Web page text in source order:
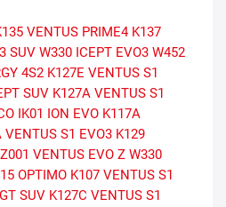
VENTUS PRIME4 K137
SUV W330 ICEPT EVO3 W452
4S2 K127E VENTUS S1
SUV K127A VENTUS S1
IK01 ION EVO K117A
VENTUS S1 EVO3 K129
Z001 VENTUS EVO Z W330
OPTIMO K107 VENTUS S1
SUV K127C VENTUS S1